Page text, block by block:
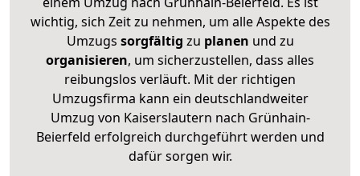
wichtig, sich Zeit zu nehmen, um alle Aspekte des
Umzugs sorgfältig zu planen und zu
organisieren, um sicherzustellen, dass alles
reibungslos verläuft. Mit der richtigen
Umzugsfirma kann ein deutschlandweiter
Umzug von Kaiserslautern nach Grünhain-
Beierfeld erfolgreich durchgeführt werden und
dafür sorgen wir.